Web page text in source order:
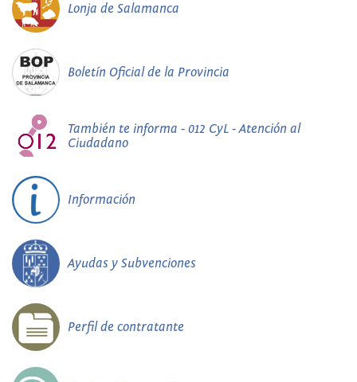
Lonja de Salamanca
Boletín Oficial de la Provincia
También te informa - 012 CyL - Atención al
Ciudadano
Información
Ayudas y Subvenciones
Perfil de contratante